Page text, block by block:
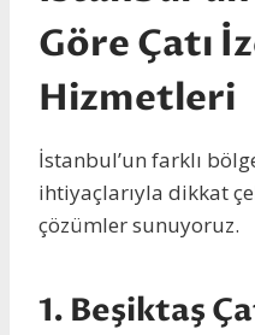
Göre Çatı
Hizmetleri
İstanbul’un farklı
ihtiyaçlarıyla dikkat
çözümler sunuyoruz.
1. Beşiktaş